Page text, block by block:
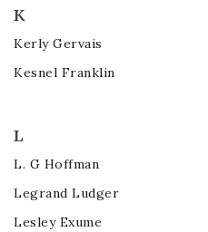
K
Kerly Gervais
Kesnel Franklin
L
L. G Hoffman
Legrand Ludger
Lesley Exume